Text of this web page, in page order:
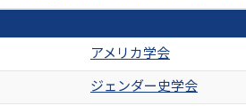
アメリカ学会
ジェンダー史学会